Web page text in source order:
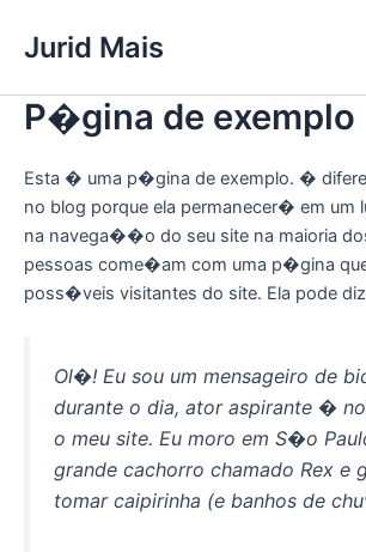
para
conteúdo
Jurid Mais
P�gina de exemplo
Esta � uma p�gina de exemplo. �
no blog porque ela permanecer� em um
na navega��o do seu site na maioria
pessoas come�am com uma p�gina
poss�veis visitantes do site. Ela pode
Ol�! Eu sou um mensageiro de
durante o dia, ator aspirante �
o meu site. Eu moro em S�o
grande cachorro chamado Rex e
tomar caipirinha (e banhos de